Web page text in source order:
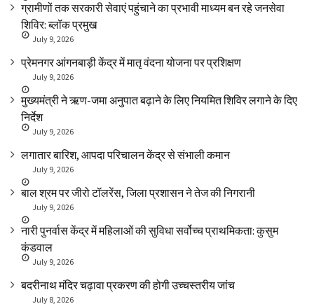
ग्रामीणों तक सरकारी सेवाएं पहुंचाने का प्रभावी माध्यम बन रहे जनसेवा
शिविर: ब्लॉक प्रमुख
July 9, 2026
प्रेमनगर आंगनबाड़ी केंद्र में मातृ वंदना योजना पर प्रशिक्षण
July 9, 2026
मुख्यमंत्री ने ऋण-जमा अनुपात बढ़ाने के लिए नियमित शिविर लगाने के दिए
निर्देश
July 9, 2026
लगातार बारिश, आपदा परिचालन केंद्र से संभाली कमान
July 9, 2026
बाल श्रम पर जीरो टॉलरेंस, जिला प्रशासन ने तेज की निगरानी
July 9, 2026
नारी पुनर्वास केंद्र में महिलाओं की सुविधा सर्वोच्च प्राथमिकता: कुसुम
कंडवाल
July 9, 2026
बदरीनाथ मंदिर चढ़ावा प्रकरण की होगी उच्चस्तरीय जांच
July 8, 2026